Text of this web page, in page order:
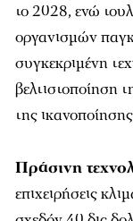
το 2028, ενώ
οργανισμών
συγκεκριμένη
βελτιστοποίηση
της
Πράσινη
επιχειρήσεις